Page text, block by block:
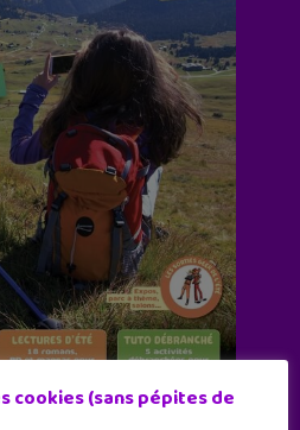
cookies (sans pépites de